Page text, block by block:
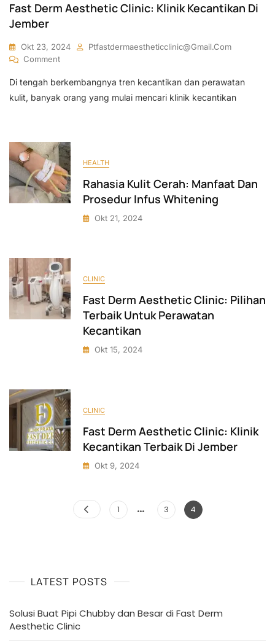
Fast Derm Aesthetic Clinic: Klinik Kecantikan Di
Jember
Okt 23, 2024
Ptfastdermaestheticclinic@gmail.com
CommentOn
Derm
Aesthetic
Di
Jember
Di tengah berkembangnya tren kecantikan dan perawatan
kulit, banyak orang yang mulai mencari klinik kecantikan
HEALTH
Rahasia Kulit Cerah: Manfaat Dan
Prosedur Infus Whitening
Okt 21, 2024
CLINIC
Fast Derm Aesthetic Clinic: Pilihan
Terbaik Untuk Perawatan
Kecantikan
Okt 15, 2024
CLINIC
Fast Derm Aesthetic Clinic: Klinik
Kecantikan Terbaik Di Jember
Okt 9, 2024
Paginasi
Page
1 … Page
3 Page
4
LATEST POSTS
Solusi Buat Pipi Chubby dan Besar di Fast Derm
Aesthetic Clinic